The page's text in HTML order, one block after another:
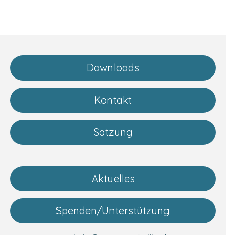
Downloads
Kontakt
Satzung
Aktuelles
Spenden/Unterstützung